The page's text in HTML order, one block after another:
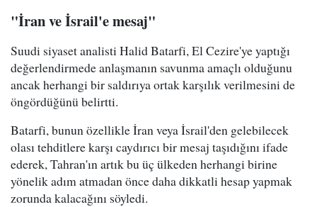
"İran ve İsrail'e mesaj"
Suudi siyaset analisti Halid Batarfi, El Cezire'ye yaptığı
değerlendirmede anlaşmanın savunma amaçlı olduğunu
ancak herhangi bir saldırıya ortak karşılık verilmesini de
öngördüğünü belirtti.
Batarfi, bunun özellikle İran veya İsrail'den gelebilecek
olası tehditlere karşı caydırıcı bir mesaj taşıdığını ifade
ederek, Tahran'ın artık bu üç ülkeden herhangi birine
yönelik adım atmadan önce daha dikkatli hesap yapmak
zorunda kalacağını söyledi.